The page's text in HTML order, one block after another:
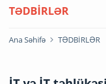
TƏDBİRLƏR
Ana Səhifə TƏDBİRLƏR